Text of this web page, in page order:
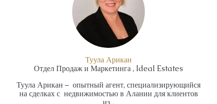
Туула Арикан
Отдел Продаж и Маркетинга , Ideal Estates
Туула Арикан – опытный агент, специализирующийся
на сделках с недвижимостью в Алании для клиентов